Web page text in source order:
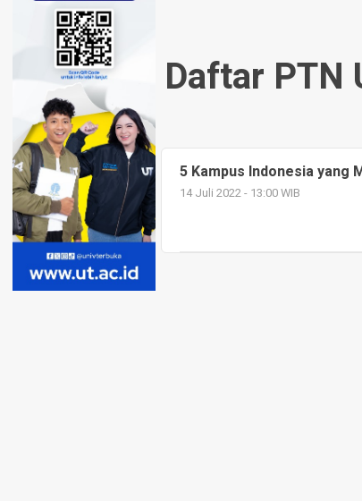
Daftar PTN
5 Kampus Indonesia yang
14 Juli 2022 - 13:00 WIB